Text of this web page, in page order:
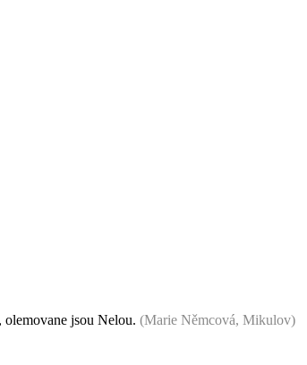
olemovane jsou Nelou. (Marie Němcová, Mikulov)